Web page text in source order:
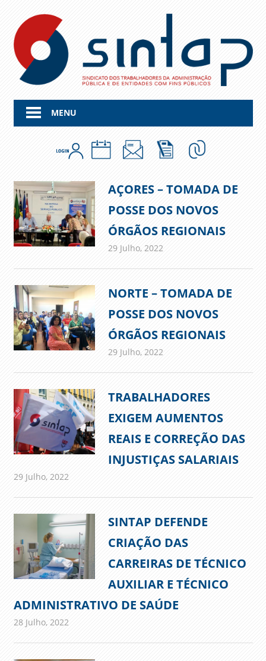
content
MENU
AÇORES – TOMADA DE
POSSE DOS NOVOS
ÓRGÃOS REGIONAIS
29 Julho, 2022
NORTE – TOMADA DE
POSSE DOS NOVOS
ÓRGÃOS REGIONAIS
29 Julho, 2022
TRABALHADORES
EXIGEM AUMENTOS
REAIS E CORREÇÃO DAS
INJUSTIÇAS SALARIAIS
29 Julho, 2022
SINTAP DEFENDE
CRIAÇÃO DAS
CARREIRAS DE TÉCNICO
AUXILIAR E TÉCNICO
ADMINISTRATIVO DE SAÚDE
28 Julho, 2022